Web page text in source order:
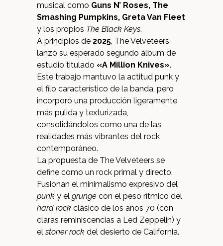
musical como Guns N’ Roses, The
Smashing Pumpkins, Greta Van Fleet
y los propios The Black Keys.
A principios de 2025, The Velveteers
lanzó su esperado segundo álbum de
estudio titulado «A Million Knives».
Este trabajo mantuvo la actitud punk y
el filo característico de la banda, pero
incorporó una producción ligeramente
más pulida y texturizada,
consolidándolos como una de las
realidades más vibrantes del rock
contemporáneo.
La propuesta de The Velveteers se
define como un rock primal y directo.
Fusionan el minimalismo expresivo del
punk y el grunge con el peso rítmico del
hard rock clásico de los años 70 (con
claras reminiscencias a Led Zeppelin) y
elstoner rock del desierto de California.